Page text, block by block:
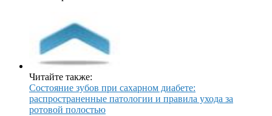
Читайте также:
Состояние зубов при сахарном диабете:
распространенные патологии и правила ухода за
ротовой полостью